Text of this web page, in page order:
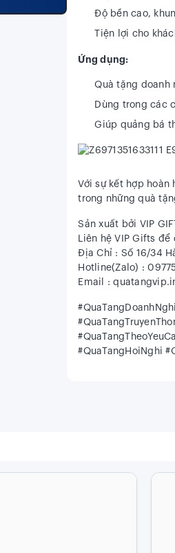
Độ bền cao,
Tiện lợi cho
Ứng dụng:
Quà tặng doanh
Dùng trong các
Giúp quảng bá
Với sự kết hợp hoàn
trong nhữngquà
Sản xuất bởi VIP
Liên hệ VIP Gifts
Địa Chỉ : Số 16/34
Hotline(Zalo) :
Email :
#QuaTangHoiNghi